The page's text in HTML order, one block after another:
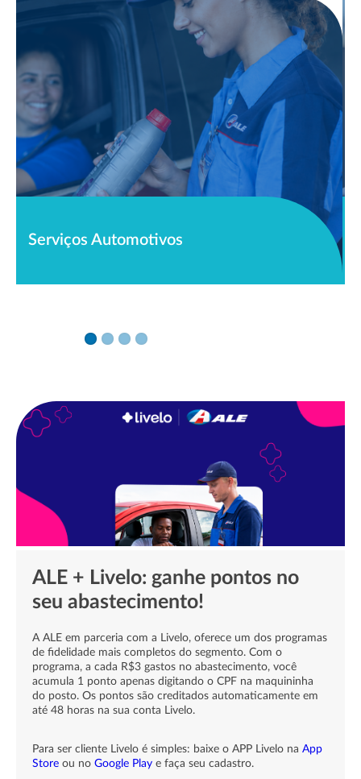
diferença!
conhece!
›››
Lojas de Conveniência
ALE + Livelo: ganhe pontos no
seu abastecimento!
A ALE em parceria com a Livelo, oferece um dos programas
de fidelidade mais completos do segmento. Com o
programa, a cada R$3 gastos no abastecimento, você
acumula 1 ponto apenas digitando o CPF na maquininha
do posto. Os pontos são creditados automaticamente em
até 48 horas na sua conta Livelo.
Para ser cliente Livelo é simples: baixe o APP Livelo na App
Store ou no Google Play e faça seu cadastro.